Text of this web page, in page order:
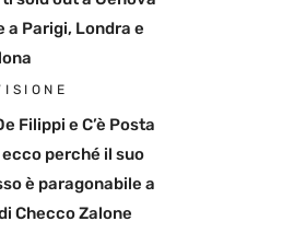
a Parigi, Londra e
Filippi e C’è Posta
ecco perché il suo
è paragonabile a
Checco Zalone